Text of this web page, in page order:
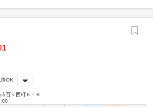
OK
百々西町６－６